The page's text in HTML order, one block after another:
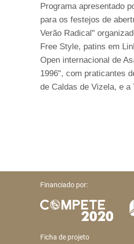
Programa apresentado
para os festejos de
Verão Radical"
Free Style, patins em
Open internacional de
1996", com praticantes
de Caldas de Vizela, e a
Financiado por:
Ficha de projeto